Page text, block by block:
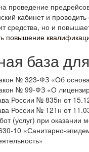
проведение
кабинет и
средства, но и
повышение
база
№ 323-ФЗ «Об
№ 99-ФЗ «О
России № 835н от
России № 121н от
(услуг) при оказании
10 «Санитарно-